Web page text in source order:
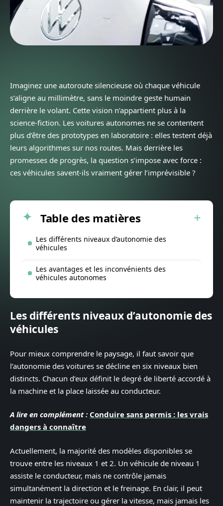
Imaginez une autoroute silencieuse où chaque véhicule
s’aligne au millimètre, sans le moindre geste humain
derrière le volant. Cette vision n’appartient plus à la
science-fiction. Les voitures autonomes ne se contentent
plus d’être des prototypes en laboratoire : elles testent déjà
leurs algorithmes sur nos routes. Mais derrière les
promesses de progrès, la question s’impose avec force :
ces véhicules savent-ils vraiment gérer l’imprévisible ?
Table des matières
Les différents niveaux d’autonomie des
véhicules
Les avantages et les inconvénients des
véhicules autonomes
Les différents niveaux d’autonomie des
véhicules
Pour mieux comprendre le paysage, il faut savoir que
l’autonomie des voitures se décline en six niveaux bien
distincts. Chacun d’eux définit le degré de liberté accordé à
la machine et la place laissée au conducteur.
A lire en complément : Conduire sans permis : les vrais
dangers à connaître
Actuellement, la majorité des modèles disponibles se
trouve entre les niveaux 1 et 2. Un véhicule de niveau 1
assiste le conducteur, mais ne contrôle jamais
simultanément la direction et le freinage. En clair, il peut
maintenir la trajectoire ou gérer la vitesse, mais jamais les